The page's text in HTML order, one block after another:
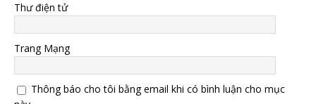
Thư điện tử
Trang Mạng
Thông báo cho tôi bằng email khi có bình luận cho mục